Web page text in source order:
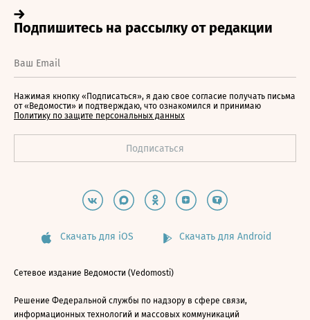
Нажимая кнопку «Подписаться», я даю свое согласие получать письма
от «Ведомости» и подтверждаю, что ознакомился и принимаю
Политику по защите персональных данных
Скачать для iOS Скачать для Android
Сетевое издание Ведомости (Vedomosti)
Решение Федеральной службы по надзору в сфере связи,
информационных технологий и массовых коммуникаций